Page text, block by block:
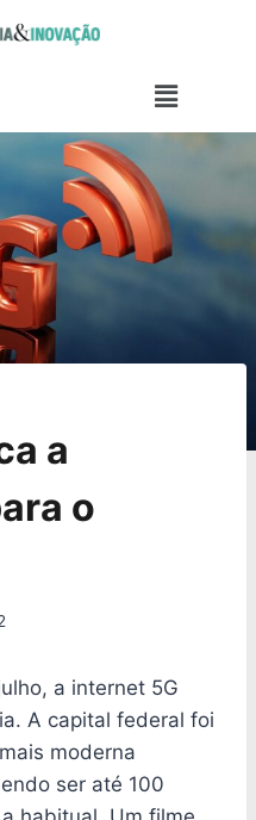
a
o
a internet 5G
A capital federal foi
moderna
ser até 100